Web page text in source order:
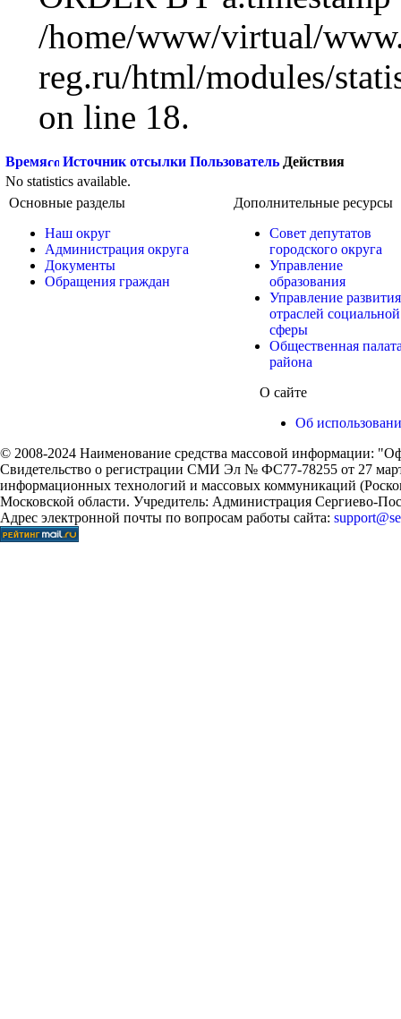
/home/www/virtual/
reg.ru/html/modules/
on line 18.
Время Источник отсылки Пользователь Действия
No statistics available.
Основные разделы
Наш округ
Администрация округа
Документы
Обращения граждан
Дополнительные ресурсы
Совет депутатов
городского округа
Управление
образования
Управление развития
отраслей социальной
сферы
Общественная
района
О сайте
Об
© 2008-2024 Наименование средства массовой информации:
Свидетельство о регистрации СМИ Эл № ФС77-78255 от 27
информационных технологий и массовых коммуникаций
Московской области. Учредитель: Администрация Сергиево-
Адрес электронной почты по вопросам работы сайта: